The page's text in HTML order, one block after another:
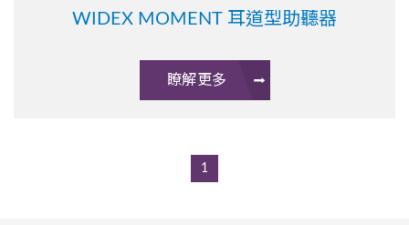
WIDEX MOMENT 耳道型助聽器
瞭解更多
1